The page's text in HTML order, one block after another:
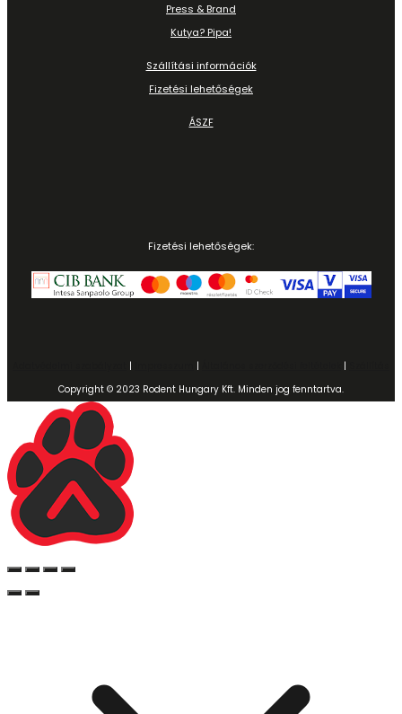
Press & Brand
Kutya? Pipa!
Szállítási információk
Fizetési lehetőségek
ÁSZF
Fizetési lehetőségek:
| | |
Copyright © 2023 Rodent Hungary Kft. Minden jog fenntartva.